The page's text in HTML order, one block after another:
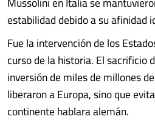
estabilidad debido a su afinidad
Fue la intervención de los
curso de la historia. El sacrificio
inversión de miles de millones
liberaron a Europa, sino que
continente hablara alemán.